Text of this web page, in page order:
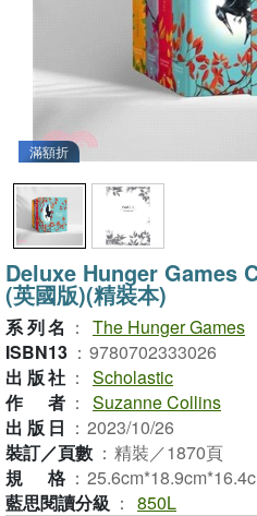
滿額折
Deluxe Hunger Games
(英國版)(精裝本)
系列名 ： The Hunger Games
ISBN13 ： 9780702333026
出版社 ： Scholastic
作者 ： Suzanne Collins
出版日 ： 2023/10/26
裝訂／頁數 ： 精裝／1870頁
規格 ：
藍思閱讀分級 ： 850L